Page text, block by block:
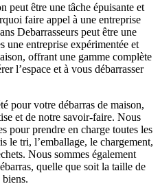
peut être une tâche épuisante et
faire appel à une entreprise
Debarrasseurs peut être une
une entreprise expérimentée et
offrant une gamme complète
l’espace et à vous débarrasser
pour votre débarras de maison,
et de notre savoir-faire. Nous
pour prendre en charge toutes les
le tri, l’emballage, le chargement,
Nous sommes également
quelle que soit la taille de